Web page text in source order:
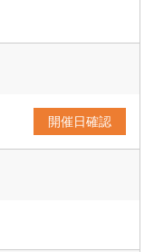
開催日確認